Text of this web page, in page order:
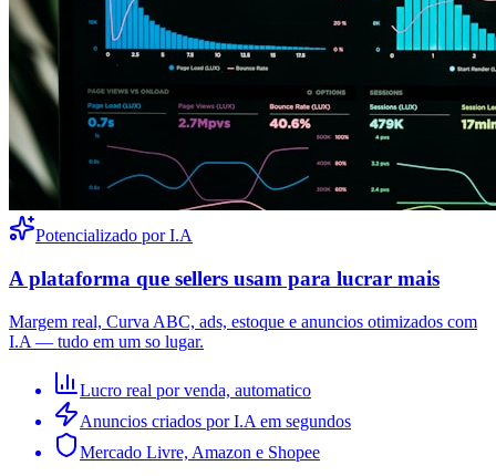
Potencializado por I.A
A plataforma que sellers usam para lucrar mais
Margem real, Curva ABC, ads, estoque e anuncios otimizados com
I.A — tudo em um so lugar.
Lucro real por venda, automatico
Anuncios criados por I.A em segundos
Mercado Livre, Amazon e Shopee